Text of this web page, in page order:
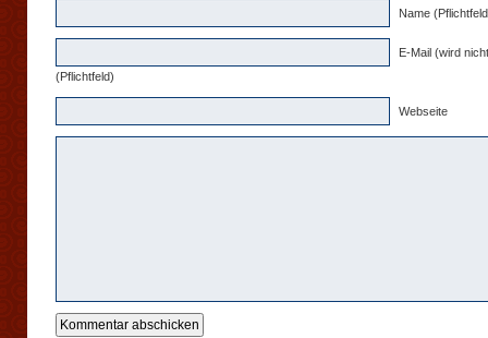
Name
E-Mail (wird
(Pflichtfeld)
Webseite